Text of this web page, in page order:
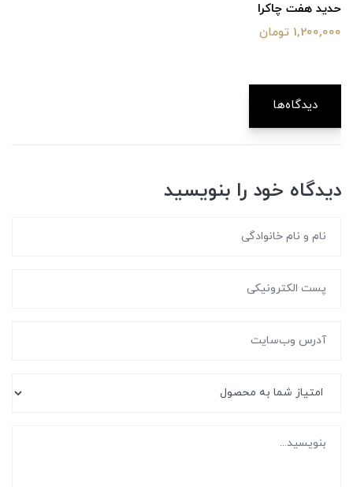
حدید هفت چاکرا
1,200,000 تومان
دیدگاه‌ها
دیدگاه خود را بنویسید